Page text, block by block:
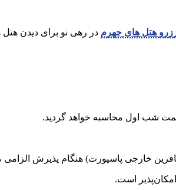
هتل های جهرم در رهی نو برای دیدن هتل
شب اول محاسبه خواهد گردید.
خارجی پاسپورت) هنگام پذیرش الزامی
است.